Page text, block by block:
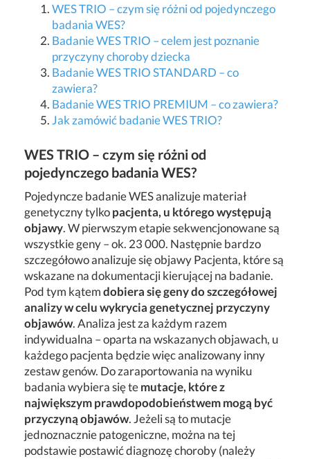
WES TRIO – czym się różni od pojedynczego
badania WES?
Badanie WES TRIO – celem jest poznanie
przyczyny choroby dziecka
Badanie WES TRIO STANDARD – co
zawiera?
Badanie WES TRIO PREMIUM – co zawiera?
Jak zamówić badanie WES TRIO?
WES TRIO – czym się różni od
pojedynczego badania WES?
Pojedyncze badanie WES analizuje materiał
genetyczny tylkopacjenta, u którego występują
objawy. W pierwszym etapie sekwencjonowane są
wszystkie geny – ok. 23 000. Następnie bardzo
szczegółowo analizuje się objawy Pacjenta, które są
wskazane na dokumentacji kierującej na badanie.
Pod tym kątemdobiera się geny do szczegółowej
analizy w celu wykrycia genetycznej przyczyny
objawów. Analiza jest za każdym razem
indywidualna – oparta na wskazanych objawach, u
każdego pacjenta będzie więc analizowany inny
zestaw genów. Do zaraportowania na wyniku
badania wybiera się temutacje, które z
największym prawdopodobieństwem mogą być
przyczyną objawów. Jeżeli są to mutacje
jednoznacznie patogeniczne, można na tej
podstawie postawić diagnozę choroby (należy